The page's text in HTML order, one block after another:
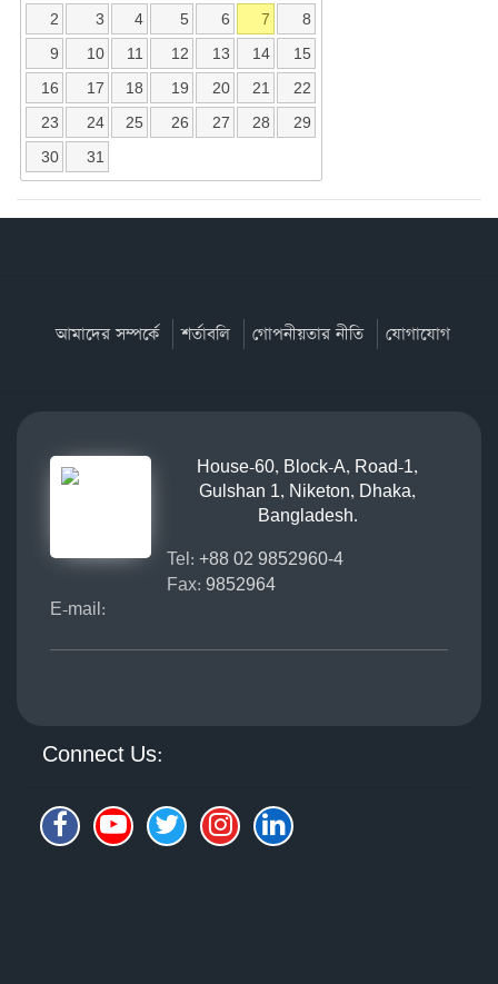
2
3 4 5 6 7
8
9
10 11 12 13 14
15
16
17 18 19 20 21
22
23
24 25 26 27 28
29
30
31
আমাদের সম্পর্কে শর্তাবলি গোপনীয়তার নীতি যোগাযোগ
House-60, Block-A, Road-1,
Gulshan 1, Niketon, Dhaka,
Bangladesh.
Tel: +88 02 9852960-4
Fax: 9852964
E-mail:
Connect Us: